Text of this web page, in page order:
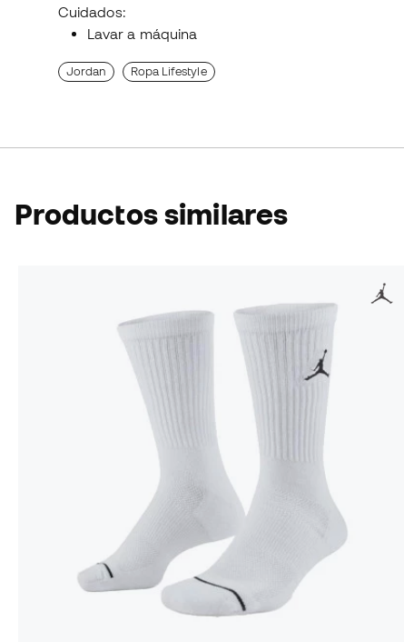
Cuidados:
Lavar a máquina
Jordan Ropa Lifestyle
Productos similares